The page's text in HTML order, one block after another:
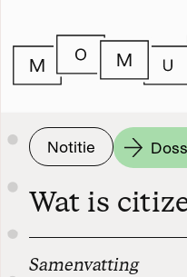
Dossiers
Publicaties
Momus
Over Momus
Notitie
Wat is
Samenvatting